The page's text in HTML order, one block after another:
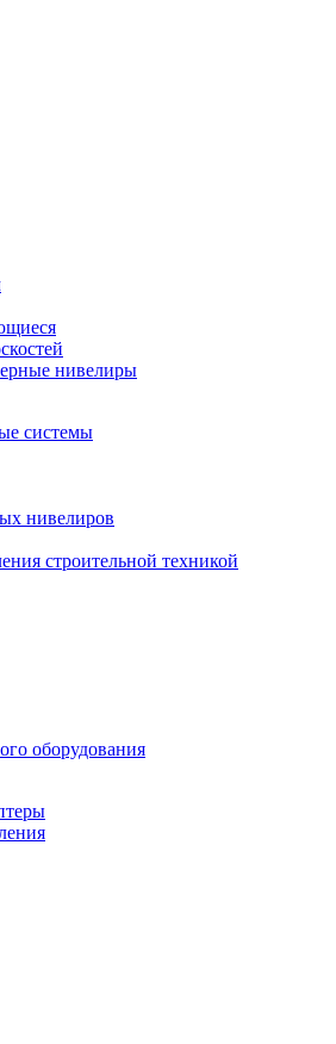
нивелиры
системы
нивелиров
строительной техникой
оборудования